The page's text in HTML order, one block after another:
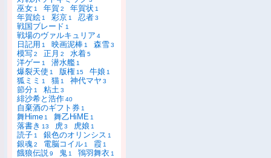
巫女 1 年賀2 年賀状 1
年賀絵 1 彩京 1 忍者3
戦国ブレード 1
戦場のヴァルキュリア 4
日記用 1 映画泥棒 1 森雪3
模写2 正月 2 水着5
洋ゲー 1 潜水艦 1
爆裂天使 1 版権 15 牛娘 1
狐ミミ 1 猫 1 神代マヤ 3
節分 1 粘土3
緋沙希と浩作40
自棄酒のギフト券 1
舞Hime 1 舞乙HiME 1
落書き 13 虎3 虎娘 1
読子 1 銀色のオリンシス 1
銀魂2 電脳コイル 1 霞 1
餓狼伝説9 鬼 1 鴇羽舞衣 1